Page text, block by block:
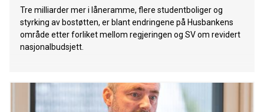
Tre milliarder mer i låneramme, flere studentboliger og
styrking av bostøtten, er blant endringene på Husbankens
område etter forliket mellom regjeringen og SV om revidert
nasjonalbudsjett.